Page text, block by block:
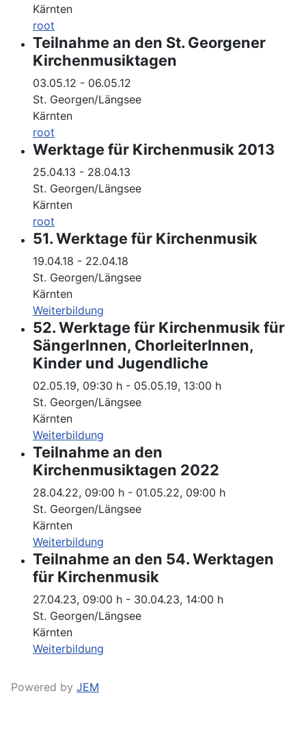
Kärnten
root
Teilnahme an den St. Georgener
Kirchenmusiktagen
03.05.12 - 06.05.12
St. Georgen/Längsee
Kärnten
root
Werktage für Kirchenmusik 2013
25.04.13 - 28.04.13
St. Georgen/Längsee
Kärnten
root
51. Werktage für Kirchenmusik
19.04.18 - 22.04.18
St. Georgen/Längsee
Kärnten
Weiterbildung
52. Werktage für Kirchenmusik für
SängerInnen, ChorleiterInnen,
Kinder und Jugendliche
02.05.19, 09:30 h - 05.05.19, 13:00 h
St. Georgen/Längsee
Kärnten
Weiterbildung
Teilnahme an den
Kirchenmusiktagen 2022
28.04.22, 09:00 h - 01.05.22, 09:00 h
St. Georgen/Längsee
Kärnten
Weiterbildung
Teilnahme an den 54. Werktagen
für Kirchenmusik
27.04.23, 09:00 h - 30.04.23, 14:00 h
St. Georgen/Längsee
Kärnten
Weiterbildung
Powered by JEM